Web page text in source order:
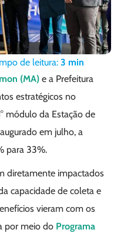
de leitura: 3 min
(MA) e a Prefeitura
estratégicos no
módulo da Estação de
em julho, a
para 33%.
diretamente impactados
capacidade de coleta e
vieram com os
por meio do Programa